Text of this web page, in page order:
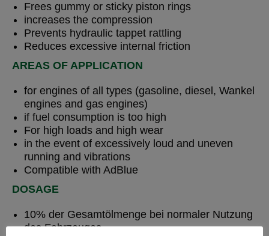
Frees gummy or sticky piston rings
increases the compression
Prevents hydraulic tappet rattling
Reduces excessive internal friction
AREAS OF APPLICATION
for engines of all types (gasoline, diesel, Wankel
engines and gas engines)
if fuel consumption is too high
For high loads and high wear
in the event of excessively loud and uneven
running and vibrations
Compatible with AdBlue
DOSAGE
10% der Gesamtölmenge bei normaler Nutzung
des Fahrzeuges